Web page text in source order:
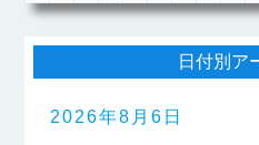
日付別ア
2026年8月6日